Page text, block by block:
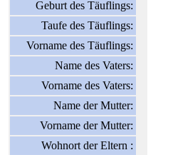
Geburt des Täuflings:
Taufe des Täuflings:
Vorname des Täuflings:
Name des Vaters:
Vorname des Vaters:
Name der Mutter:
Vorname der Mutter:
Wohnort der Eltern :